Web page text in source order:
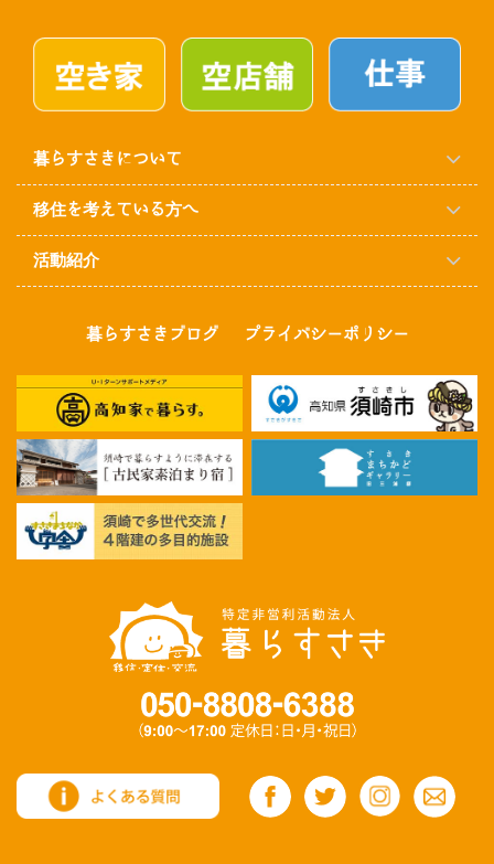
暮らすさきについて
移住を考えている方へ
活動紹介
暮らすさきブログ プライバシーポリシー